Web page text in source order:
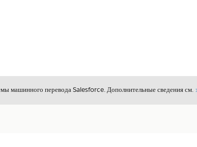
машинного перевода Salesforce. Дополнительные сведения см.